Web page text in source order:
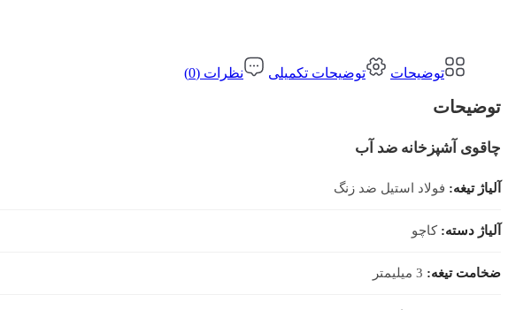
توضیحات توضیحات تکمیلی نظرات (0)
توضیحات
چاقوی آشپزخانه ضد آب
آلیاژ تیغه: فولاد استیل ضد زنگ
آلیاژ دسته: کاچو
ضخامت تیغه: 3 میلیمتر